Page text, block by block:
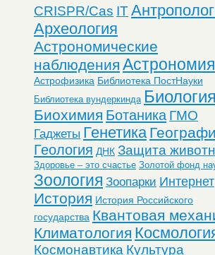
CRISPR/Cas IT
Археология
Астрономические
наблюдения Астрономия
Астрофизика Библиотека ПостНауки
Библиотека вундеркинда Биология
Биохимия Ботаника ГМО
Гаджеты Генетика
Геология ДНК Защита
Здоровье – это счастье Золотой фонд
Зоология Зоопарки Интернет
История История Российского
государства Квантовая
Климатология
Космонавтика Культура